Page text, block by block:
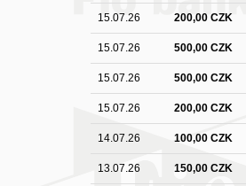
15.07.26 200,00 CZK
15.07.26 500,00 CZK
15.07.26 500,00 CZK
15.07.26 200,00 CZK
14.07.26 100,00 CZK
13.07.26 150,00 CZK